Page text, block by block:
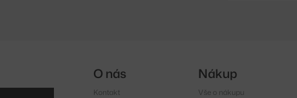
O nás
Kontakt
Nákup
Vše o nákupu